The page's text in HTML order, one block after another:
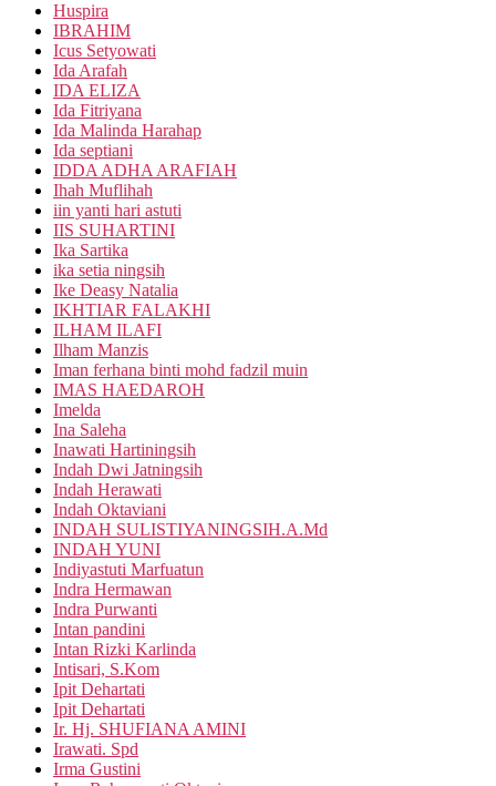
Huspira
IBRAHIM
Icus Setyowati
Ida Arafah
IDA ELIZA
Ida Fitriyana
Ida Malinda Harahap
Ida septiani
IDDA ADHA ARAFIAH
Ihah Muflihah
iin yanti hari astuti
IIS SUHARTINI
Ika Sartika
ika setia ningsih
Ike Deasy Natalia
IKHTIAR FALAKHI
ILHAM ILAFI
Ilham Manzis
Iman ferhana binti mohd fadzil muin
IMAS HAEDAROH
Imelda
Ina Saleha
Inawati Hartiningsih
Indah Dwi Jatningsih
Indah Herawati
Indah Oktaviani
INDAH SULISTIYANINGSIH.A.Md
INDAH YUNI
Indiyastuti Marfuatun
Indra Hermawan
Indra Purwanti
Intan pandini
Intan Rizki Karlinda
Intisari, S.Kom
Ipit Dehartati
Ipit Dehartati
Ir. Hj. SHUFIANA AMINI
Irawati. Spd
Irma Gustini